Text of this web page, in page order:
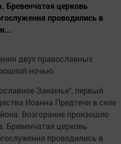
Бревенчатая церковь
проводились в
двух православных
ночью.
Закамье", первый
Иоанна Предтечи в селе
Возгорание произошло
Бревенчатая церковь
проводились в